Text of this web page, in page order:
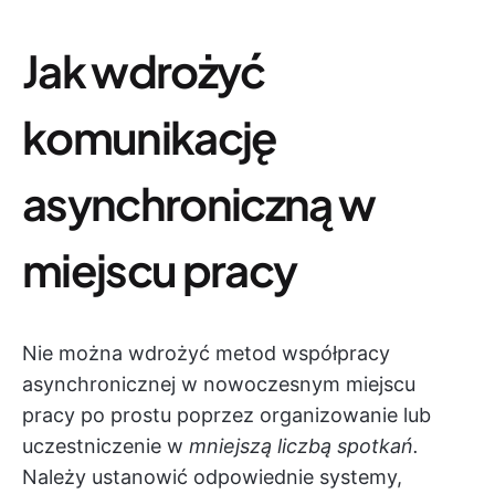
Jak wdrożyć
komunikację
asynchroniczną w
miejscu pracy
Nie można wdrożyć metod współpracy
asynchronicznej w nowoczesnym miejscu
pracy po prostu poprzez organizowanie lub
uczestniczenie w mniejszą liczbą spotkań.
Należy ustanowić odpowiednie systemy,